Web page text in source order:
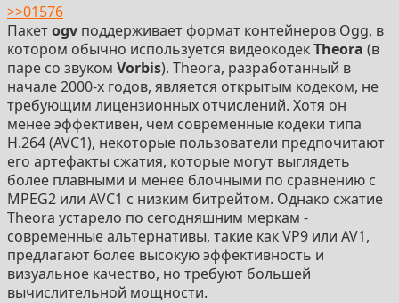
>>01576
Пакетogv поддерживает формат контейнеров Ogg, в
котором обычно используется видеокодекTheora (в
паре со звуком Vorbis). Theora, разработанный в
начале 2000-х годов, является открытым кодеком, не
требующим лицензионных отчислений. Хотя он
менее эффективен, чем современные кодеки типа
H.264 (AVC1), некоторые пользователи предпочитают
его артефакты сжатия, которые могут выглядеть
более плавными и менее блочными по сравнению с
MPEG2 или AVC1 с низким битрейтом. Однако сжатие
Theora устарело по сегодняшним меркам -
современные альтернативы, такие как VP9 или AV1,
предлагают более высокую эффективность и
визуальное качество, но требуют большей
вычислительной мощности.